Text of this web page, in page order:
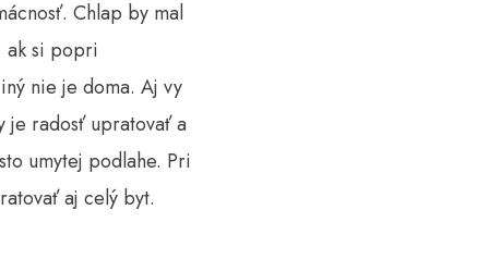
Chlap by mal
ak si popri
nie je doma. Aj vy
je radosť upratovať a
umytej podlahe. Pri
aj celý byt.